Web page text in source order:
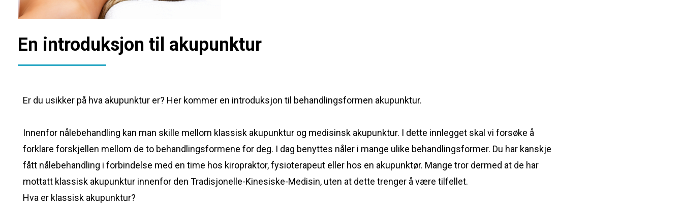
En introduksjon til akupunktur
Er du usikker på hva akupunktur er? Her kommer en introduksjon til behandlingsformen akupunktur.
Innenfor nålebehandling kan man skille mellom klassisk akupunktur og medisinsk akupunktur. I dette innlegget skal vi forsøke å
forklare forskjellen mellom de to behandlingsformene for deg. I dag benyttes nåler i mange ulike behandlingsformer. Du har kanskje
fått nålebehandling i forbindelse med en time hos kiropraktor, fysioterapeut eller hos en akupunktør. Mange tror dermed at de har
mottatt klassisk akupunktur innenfor den Tradisjonelle-Kinesiske-Medisin, uten at dette trenger å være tilfellet.
Hva er klassisk akupunktur?